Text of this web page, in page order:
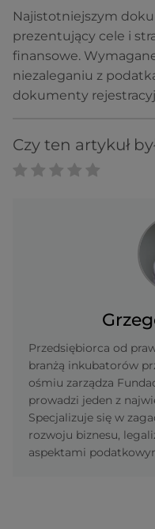
Najistotniejszym
prezentujący cele i
finansowe.
niezaleganiu z
dokumenty
Czy ten artykuł
Przedsiębiorca od
branżą inkubatorów
ośmiu zarządza
prowadzi jeden z
Specjalizuje się w
rozwoju biznesu,
aspektami